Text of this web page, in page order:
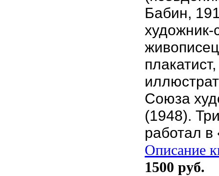
Бабин,
художник-
Союза
(1948).
работал в
Описание
1500 руб.